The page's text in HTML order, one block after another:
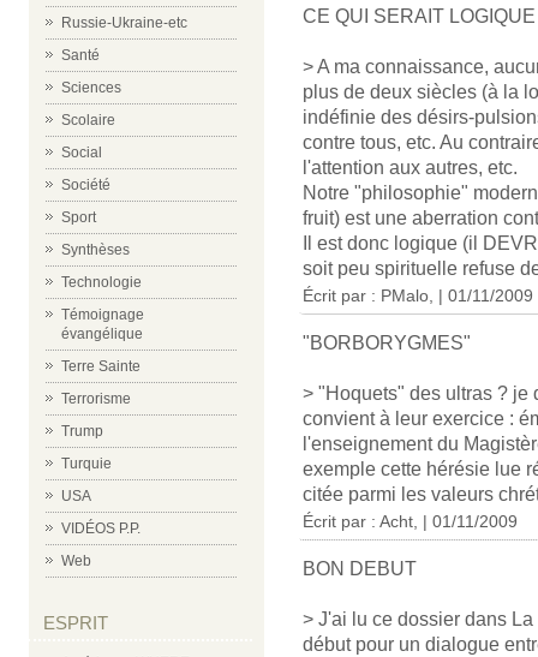
Russie-Ukraine-etc
Santé
Sciences
Scolaire
Social
Société
Sport
Synthèses
Technologie
Témoignage
évangélique
Terre Sainte
Terrorisme
Trump
Turquie
USA
VIDÉOS P.P.
Web
ESPRIT
CE QUI SERAIT LOGIQUE
> A ma connaissance,
plus de deux siècles (à la
indéfinie des désirs-
contre tous, etc. Au
l'attention aux autres, etc.
Notre "philosophie"
fruit) est une aberration
Il est donc logique (il
soit peu spirituelle refuse
Écrit par : PMalo, | 01/11/2009
"BORBORYGMES"
> "Hoquets" des ultras ? je
convient à leur exercice :
l'enseignement du
exemple cette hérésie lue
citée parmi les valeurs
Écrit par : Acht, | 01/11/2009
BON DEBUT
> J'ai lu ce dossier dans
début pour un dialogue